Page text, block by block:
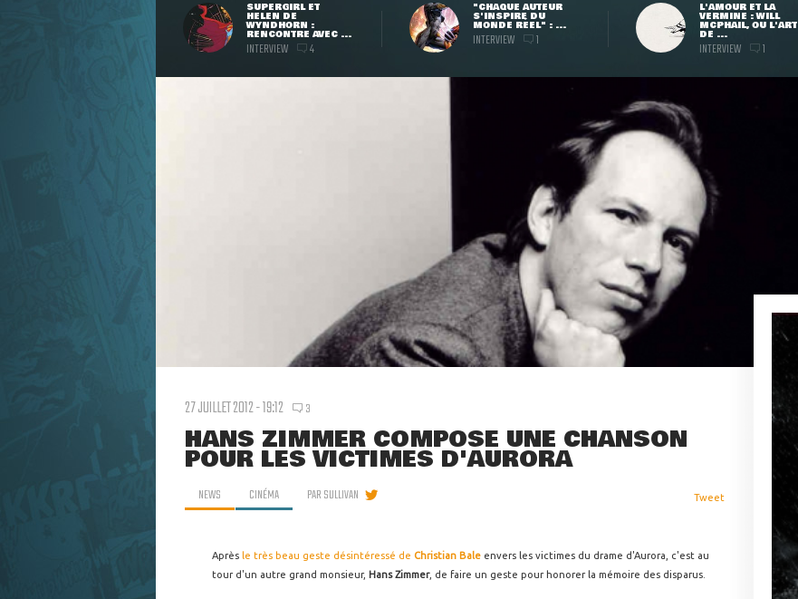
SUPERGIRL ET
HELEN DE
WYNDHORN :
RENCONTRE AVEC ...
INTERVIEW 4
"CHAQUE AUTEUR
S'INSPIRE DU
MONDE RÉEL" : ...
INTERVIEW 1
L'AMOUR ET LA
VERMINE : WILL
MCPHAIL, OU L'ART
DE ...
INTERVIEW 1
27 JUILLET 2012 - 19:12 3
HANS ZIMMER COMPOSE UNE CHANSON
POUR LES VICTIMES D'AURORA
NEWS CINÉMA PARSULLIVAN Tweet
Après le très beau geste désintéressé de Christian Bale envers les victimes du drame d'Aurora, c'est au
tour d'un autre grand monsieur, Hans Zimmer, de faire un geste pour honorer la mémoire des disparus.